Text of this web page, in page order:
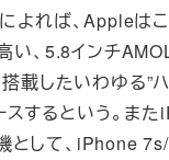
よれば、Appleは
い、5.8インチ
搭載したいわゆる”
スするという。ま
として、iPhone